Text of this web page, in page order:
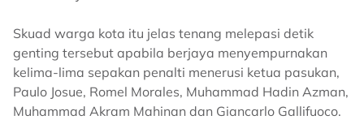
Skuad warga kota itu jelas tenang melepasi detik
genting tersebut apabila berjaya menyempurnakan
kelima-lima sepakan penalti menerusi ketua pasukan,
Paulo Josue, Romel Morales, Muhammad Hadin Azman,
Muhammad Akram Mahinan dan Giancarlo Gallifuoco.